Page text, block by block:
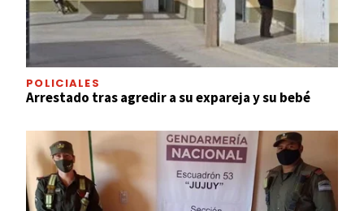
POLICIALES
Arrestado tras agredir a su expareja y su bebé